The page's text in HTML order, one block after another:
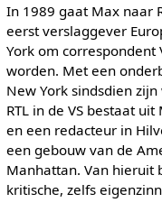
In 1989 gaat Max naar
eerst verslaggever
York om correspondent
worden. Met een
New York sindsdien
RTL in de VS bestaat
en een redacteur in
een gebouw van de
Manhattan. Van hieruit
kritische, zelfs